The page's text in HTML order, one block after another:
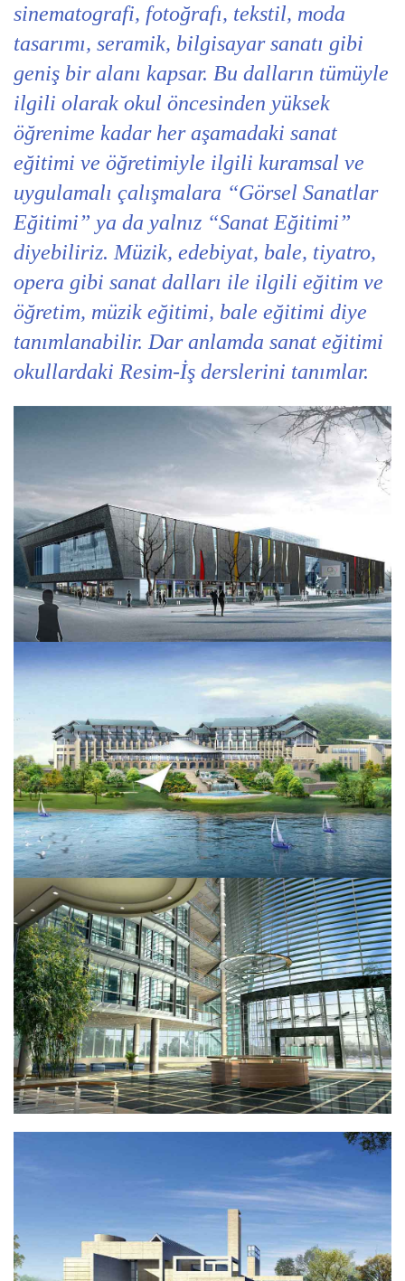
sinematografi, fotoğrafı, tekstil, moda
tasarımı, seramik, bilgisayar sanatı gibi
geniş bir alanı kapsar. Bu dalların tümüyle
ilgili olarak okul öncesinden yüksek
öğrenime kadar her aşamadaki sanat
eğitimi ve öğretimiyle ilgili kuramsal ve
uygulamalı çalışmalara “Görsel Sanatlar
Eğitimi” ya da yalnız “Sanat Eğitimi”
diyebiliriz. Müzik, edebiyat, bale, tiyatro,
opera gibi sanat dalları ile ilgili eğitim ve
öğretim, müzik eğitimi, bale eğitimi diye
tanımlanabilir. Dar anlamda sanat eğitimi
okullardaki Resim-İş derslerini tanımlar.